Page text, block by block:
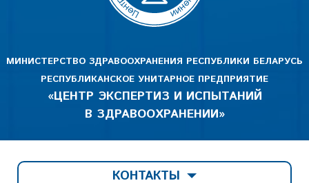
МИНИСТЕРСТВО ЗДРАВООХРАНЕНИЯ РЕСПУБЛИКИ БЕЛАРУСЬ
РЕСПУБЛИКАНСКОЕ УНИТАРНОЕ ПРЕДПРИЯТИЕ
«ЦЕНТР ЭКСПЕРТИЗ И ИСПЫТАНИЙ
В ЗДРАВООХРАНЕНИИ»
КОНТАКТЫ